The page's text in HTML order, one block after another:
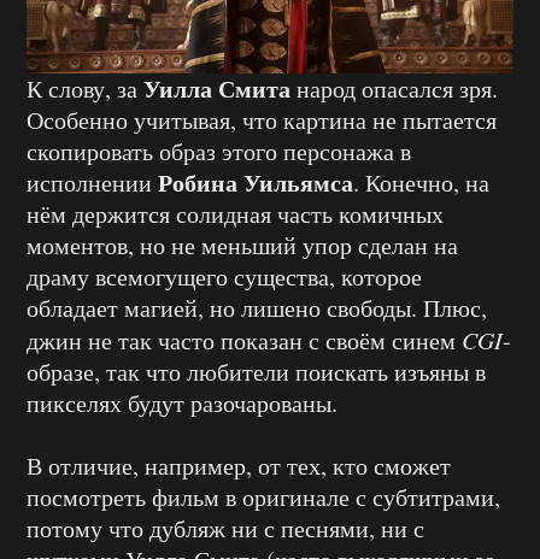
К слову, заУилла Смитанарод опасался зря.
Особенно учитывая, что картина не пытается
скопировать образ этого персонажа в
исполнении Робина Уильямса. Конечно, на
нём держится солидная часть комичных
моментов, но не меньший упор сделан на
драму всемогущего существа, которое
обладает магией, но лишено свободы. Плюс,
джин не так часто показан с своём синем CGI-
образе, так что любители поискать изъяны в
пикселях будут разочарованы.
В отличие, например, от тех, кто сможет
посмотреть фильм в оригинале с субтитрами,
потому что дубляж ни с песнями, ни с